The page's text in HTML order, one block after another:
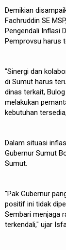
Demikian
Fachruddin SE
Pengendali Inflasi
Pemprovsu harus
"Sinergi dan
di Sumut harus
dinas terkait,
melakukan
kebutuhan
Dalam situasi
Gubernur Sumut
Sumut.
"Pak Gubernur
positif ini tidak
Sembari menjaga
terkendali," ujar